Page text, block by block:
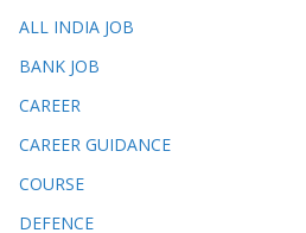
ALL INDIA JOB
BANK JOB
CAREER
CAREER GUIDANCE
COURSE
DEFENCE